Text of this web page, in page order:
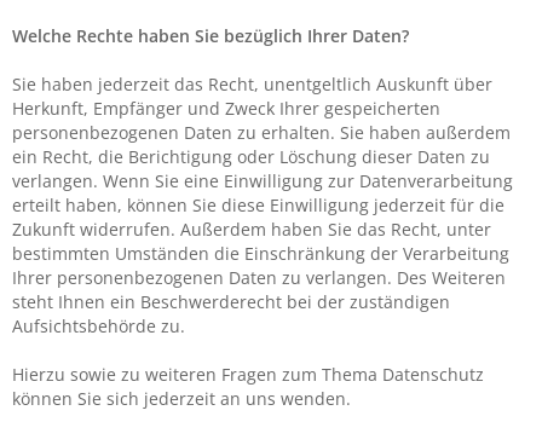
Welche Rechte haben Sie bezüglich Ihrer Daten?
Sie haben jederzeit das Recht, unentgeltlich Auskunft über
Herkunft, Empfänger und Zweck Ihrer gespeicherten
personenbezogenen Daten zu erhalten. Sie haben außerdem
ein Recht, die Berichtigung oder Löschung dieser Daten zu
verlangen. Wenn Sie eine Einwilligung zur Datenverarbeitung
erteilt haben, können Sie diese Einwilligung jederzeit für die
Zukunft widerrufen. Außerdem haben Sie das Recht, unter
bestimmten Umständen die Einschränkung der Verarbeitung
Ihrer personenbezogenen Daten zu verlangen. Des Weiteren
steht Ihnen ein Beschwerderecht bei der zuständigen
Aufsichtsbehörde zu.
Hierzu sowie zu weiteren Fragen zum Thema Datenschutz
können Sie sich jederzeit an uns wenden.